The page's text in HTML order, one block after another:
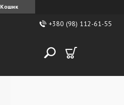
Кошик
+380 (98) 112-61-55